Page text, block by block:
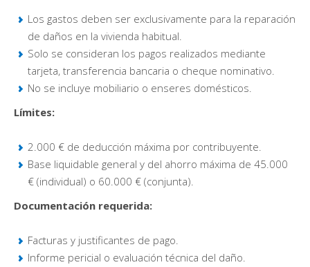
Los gastos deben ser exclusivamente para la reparación
de daños en la vivienda habitual.
Solo se consideran los pagos realizados mediante
tarjeta, transferencia bancaria o cheque nominativo.
No se incluye mobiliario o enseres domésticos.
Límites:
2.000 € de deducción máxima por contribuyente.
Base liquidable general y del ahorro máxima de 45.000
€ (individual) o 60.000 € (conjunta).
Documentación requerida:
Facturas y justificantes de pago.
Informe pericial o evaluación técnica del daño.